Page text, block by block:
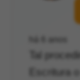
há 6 anos
Tal
Escritura